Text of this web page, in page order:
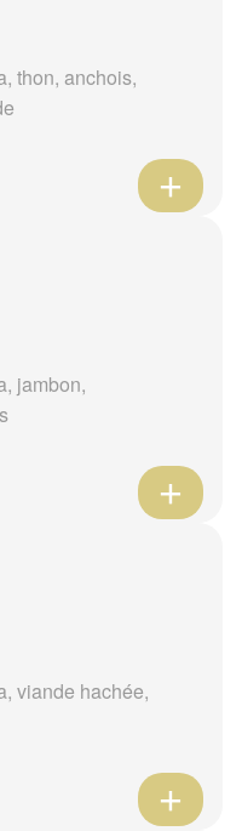
thon, anchois,
jambon,
viande hachée,